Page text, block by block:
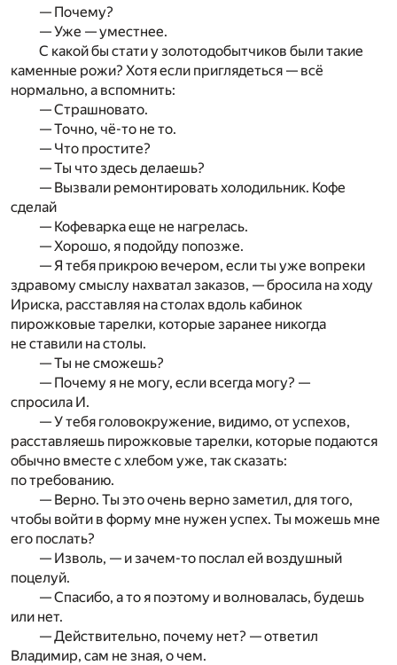
— Почему?
— Уже — уместнее.
С какой бы стати у золотодобытчиков были такие
каменные рожи? Хотя если приглядеться — всё
нормально, а вспомнить:
— Страшновато.
— Точно, чё-то не то.
— Что простите?
— Ты что здесь делаешь?
— Вызвали ремонтировать холодильник. Кофе
сделай
— Кофеварка еще не нагрелась.
— Хорошо, я подойду попозже.
— Я тебя прикрою вечером, если ты уже вопреки
здравому смыслу нахватал заказов, — бросила на ходу
Ириска, расставляя на столах вдоль кабинок
пирожковые тарелки, которые заранее никогда
не ставили на столы.
— Ты не сможешь?
— Почему я не могу, если всегда могу? —
спросила И.
— У тебя головокружение, видимо, от успехов,
расставляешь пирожковые тарелки, которые подаются
обычно вместе с хлебом уже, так сказать:
по требованию.
— Верно. Ты это очень верно заметил, для того,
чтобы войти в форму мне нужен успех. Ты можешь мне
его послать?
— Изволь, — и зачем-то послал ей воздушный
поцелуй.
— Спасибо, а то я поэтому и волновалась, будешь
или нет.
— Действительно, почему нет? — ответил
Владимир, сам не зная, о чем.